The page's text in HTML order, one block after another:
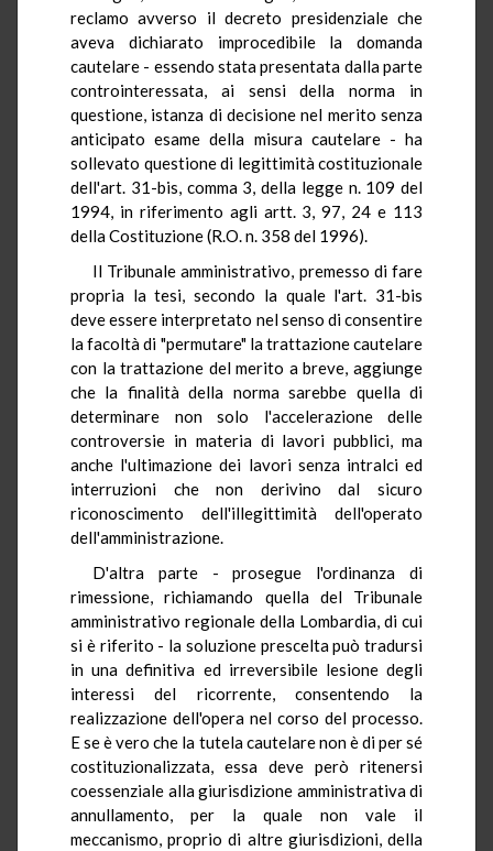
reclamo avverso il decreto presidenziale che
aveva dichiarato improcedibile la domanda
cautelare - essendo stata presentata dalla parte
controinteressata, ai sensi della norma in
questione, istanza di decisione nel merito senza
anticipato esame della misura cautelare - ha
sollevato questione di legittimità costituzionale
dell'art. 31-bis, comma 3, della legge n. 109 del
1994, in riferimento agli artt. 3, 97, 24 e 113
della Costituzione (R.O. n. 358 del 1996).
Il Tribunale amministrativo, premesso di fare
propria la tesi, secondo la quale l'art. 31-bis
deve essere interpretato nel senso di consentire
la facoltà di "permutare" la trattazione cautelare
con la trattazione del merito a breve, aggiunge
che la finalità della norma sarebbe quella di
determinare non solo l'accelerazione delle
controversie in materia di lavori pubblici, ma
anche l'ultimazione dei lavori senza intralci ed
interruzioni che non derivino dal sicuro
riconoscimento dell'illegittimità dell'operato
dell'amministrazione.
D'altra parte - prosegue l'ordinanza di
rimessione, richiamando quella del Tribunale
amministrativo regionale della Lombardia, di cui
si è riferito - la soluzione prescelta può tradursi
in una definitiva ed irreversibile lesione degli
interessi del ricorrente, consentendo la
realizzazione dell'opera nel corso del processo.
E se è vero che la tutela cautelare non è di per sé
costituzionalizzata, essa deve però ritenersi
coessenziale alla giurisdizione amministrativa di
annullamento, per la quale non vale il
meccanismo, proprio di altre giurisdizioni, della